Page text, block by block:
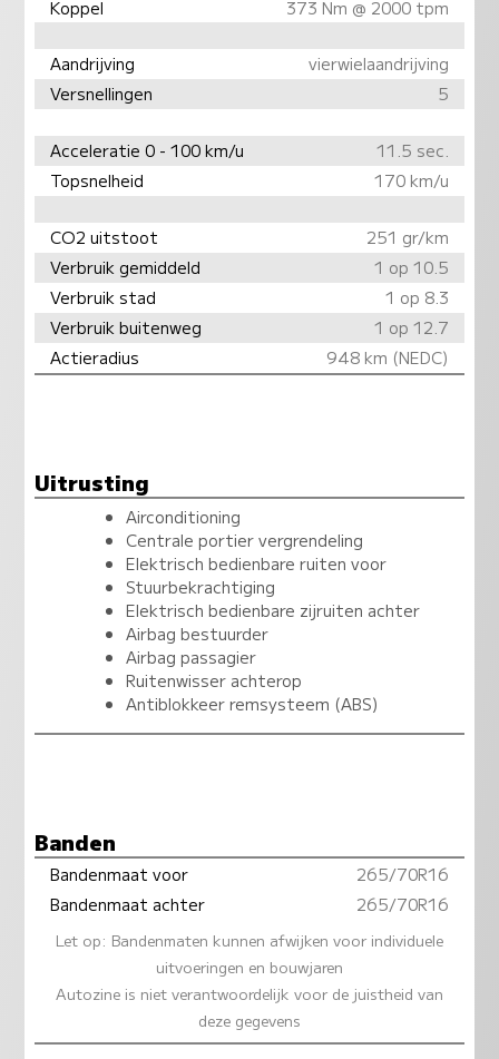
Koppel
373 Nm @ 2000 tpm
Aandrijving
vierwielaandrijving
Versnellingen
5
Acceleratie 0 - 100 km/u
11.5 sec.
Topsnelheid
170 km/u
CO2 uitstoot
251 gr/km
Verbruik gemiddeld
1 op 10.5
Verbruik stad
1 op 8.3
Verbruik buitenweg
1 op 12.7
Actieradius
948 km (NEDC)
Uitrusting
Airconditioning
Centrale portier vergrendeling
Elektrisch bedienbare ruiten voor
Stuurbekrachtiging
Elektrisch bedienbare zijruiten achter
Airbag bestuurder
Airbag passagier
Ruitenwisser achterop
Antiblokkeer remsysteem (ABS)
Banden
Bandenmaat voor
265/70R16
Bandenmaat achter
265/70R16
Let op: Bandenmaten kunnen afwijken voor individuele
uitvoeringen en bouwjaren
Autozine is niet verantwoordelijk voor de juistheid van
deze gegevens